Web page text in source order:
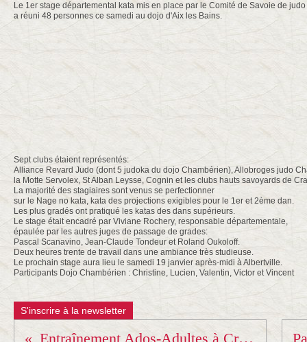
Le 1er stage départemental kata mis en place par le Comité de Savoie de judo
a réuni 48 personnes ce samedi au dojo d'Aix les Bains.
Sept clubs étaient représentés:
Alliance Revard Judo (dont 5 judoka du dojo Chambérien), Allobroges judo
la Motte Servolex, St Alban Leysse, Cognin et les clubs hauts savoyards de
La majorité des stagiaires sont venus se perfectionner
sur le Nage no kata, kata des projections exigibles pour le 1er et 2ème dan.
Les plus gradés ont pratiqué les katas des dans supérieurs.
Le stage était encadré par Viviane Rochery, responsable départementale,
épaulée par les autres juges de passage de grades:
Pascal Scanavino, Jean-Claude Tondeur et Roland Oukoloff.
Deux heures trente de travail dans une ambiance très studieuse.
Le prochain stage aura lieu le samedi 19 janvier après-midi à Albertville.
Participants Dojo Chambérien : Christine, Lucien, Valentin, Victor et Vincent
S'inscrire à la newsletter
Entraînement Ados-Adultes à Cran le lundi 3 décembre 19h30